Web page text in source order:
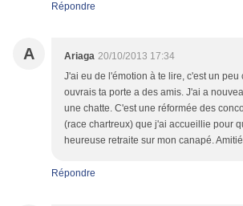
Répondre
A Ariaga 20/10/2013 17:34
J'ai eu de l'émotion à te lire, c'est un peu
ouvrais ta porte a des amis. J'ai a
une chatte. C'est une réformée des
(race chartreux) que j'ai accueillie pour
heureuse retraite sur mon canapé.
Répondre